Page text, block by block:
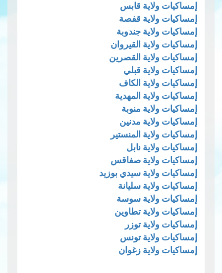
إمساكيات ولاية قابس
إمساكيات ولاية قفصة
إمساكيات ولاية جندوبة
إمساكيات ولاية القيروان
إمساكيات ولاية القصرين
إمساكيات ولاية قبلي
إمساكيات ولاية الكاف
إمساكيات ولاية المهدية
إمساكيات ولاية منوبة
إمساكيات ولاية مدنين
إمساكيات ولاية المنستير
إمساكيات ولاية نابل
إمساكيات ولاية صفاقس
إمساكيات ولاية سيدي بوزيد
إمساكيات ولاية سليانة
إمساكيات ولاية سوسة
إمساكيات ولاية تطاوين
إمساكيات ولاية توزر
إمساكيات ولاية تونس
إمساكيات ولاية زغوان